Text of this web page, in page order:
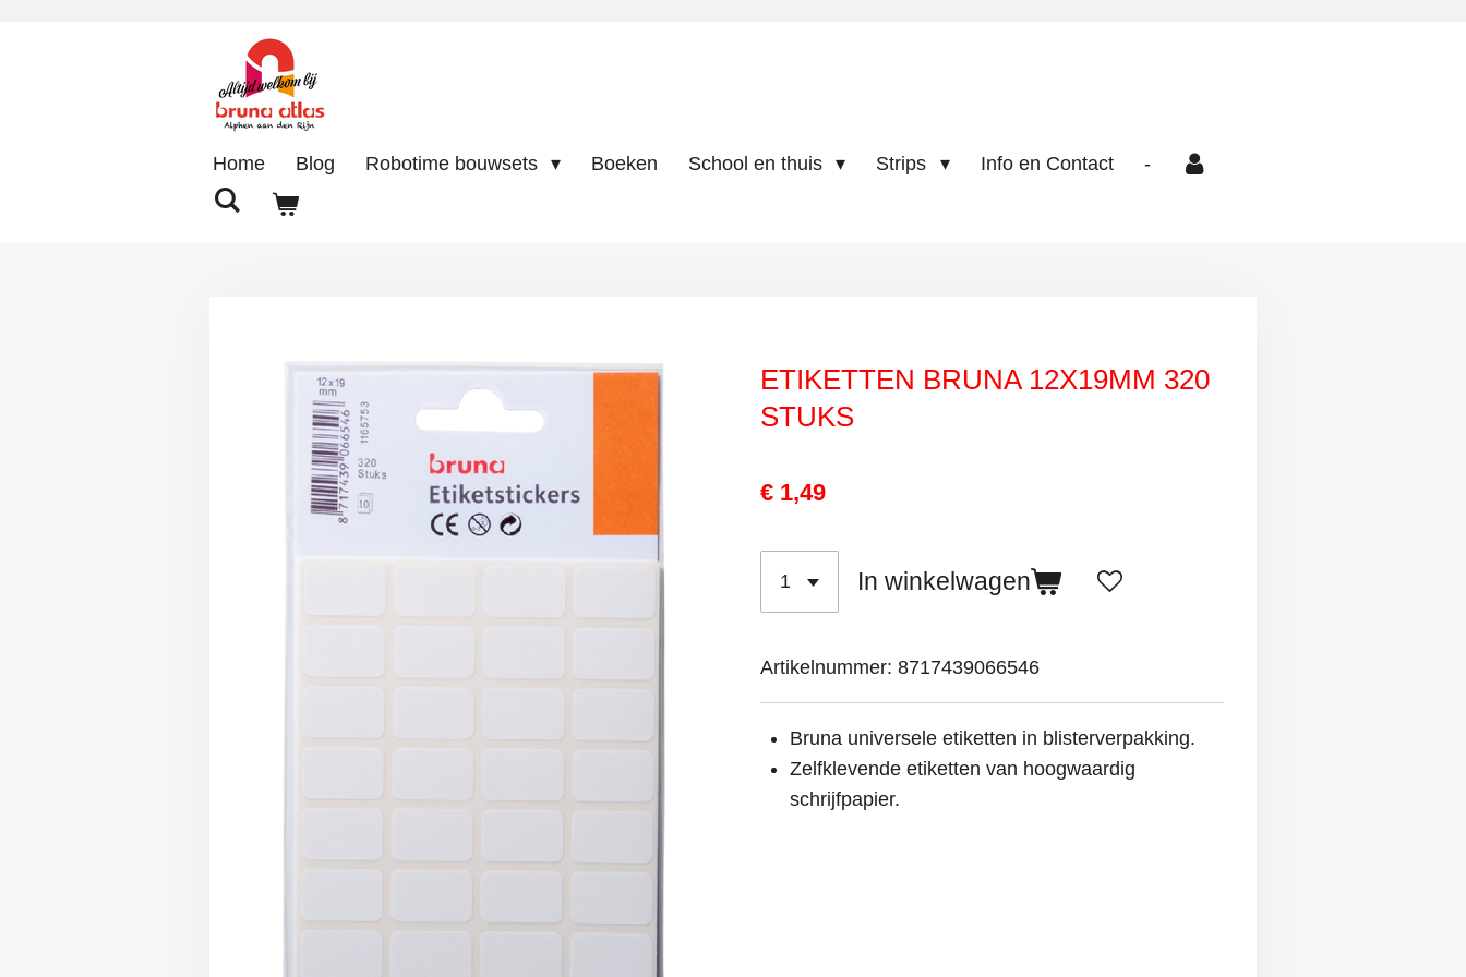
Home Blog Robotime bouwsets Boeken School en thuis Strips Info en Contact -
ETIKETTEN BRUNA 12X19MM 320
STUKS
€ 1,49
In winkelwagen
Artikelnummer: 8717439066546
Bruna universele etiketten in blisterverpakking.
Zelfklevende etiketten van hoogwaardig
schrijfpapier.